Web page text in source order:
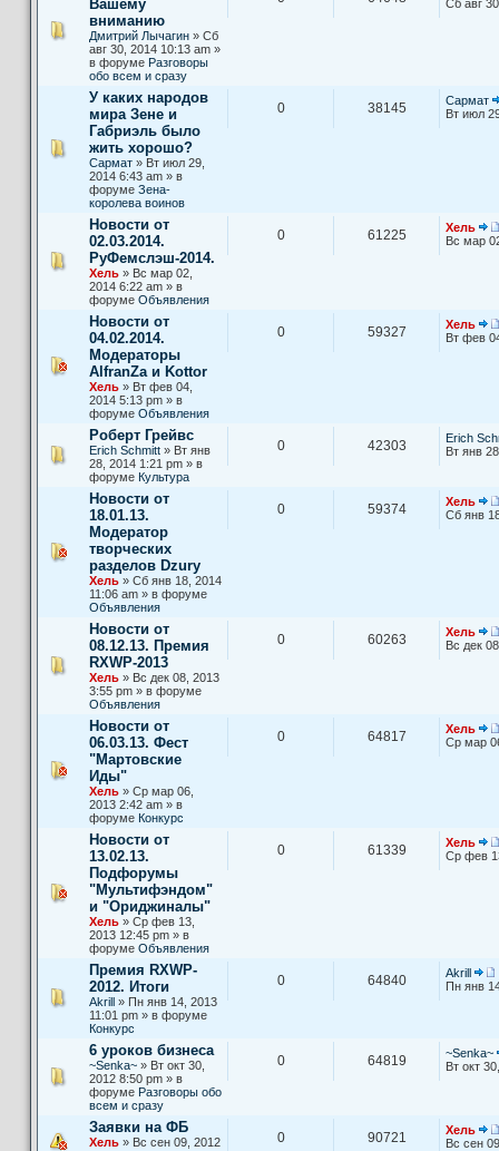
Вашему
вниманию
Дмитрий Лычагин » Сб
авг 30, 2014 10:13 am »
в форуме Разговоры
обо всем и сразу
Сб авг
У каких народов
мира Зене и
Габриэль было
жить хорошо?
Сармат » Вт июл 29,
2014 6:43 am » в
форуме Зена-
королева воинов
0 38145
Сармат
Вт июл
Новости от
02.03.2014.
РуФемслэш-2014.
Хель » Вс мар 02,
2014 6:22 am » в
форуме Объявления
0 61225
Хель
Вс мар
Новости от
04.02.2014.
Модераторы
AlfranZa и Kottor
Хель » Вт фев 04,
2014 5:13 pm » в
форуме Объявления
0 59327
Хель
Вт фев
Роберт Грейвс
Erich Schmitt » Вт янв
28, 2014 1:21 pm » в
форуме Культура
0 42303
Erich
Вт янв
Новости от
18.01.13.
Модератор
творческих
разделов Dzury
Хель » Сб янв 18, 2014
11:06 am » в форуме
Объявления
0 59374
Хель
Сб янв
Новости от
08.12.13. Премия
RXWP-2013
Хель » Вс дек 08, 2013
3:55 pm » в форуме
Объявления
0 60263
Хель
Вс дек
Новости от
06.03.13. Фест
"Мартовские
Иды"
Хель » Ср мар 06,
2013 2:42 am » в
форуме Конкурс
0 64817
Хель
Ср мар
Новости от
13.02.13.
Подфорумы
"Мультифэндом"
и "Ориджиналы"
Хель » Ср фев 13,
2013 12:45 pm » в
форуме Объявления
0 61339
Хель
Ср фев
Премия RXWP-
2012. Итоги
Akrill » Пн янв 14, 2013
11:01 pm » в форуме
Конкурс
0 64840
Akrill
т
к
Пн янв
6 уроков бизнеса
~Senka~ » Вт окт 30,
2012 8:50 pm » в
форуме Разговоры обо
всем и сразу
0 64819
~Senka~
Вт окт
Заявки на ФБ
Хель » Вс сен 09, 2012
0 90721
Хель
Вс сен